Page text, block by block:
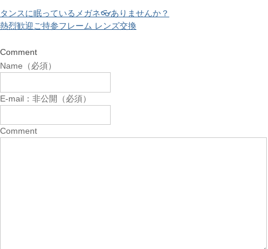
タンスに眠っているメガネ👓ありませんか？
熱烈歓迎ご持参フレーム レンズ交換
Comment
Name（必須）
E-mail：非公開（必須）
Comment